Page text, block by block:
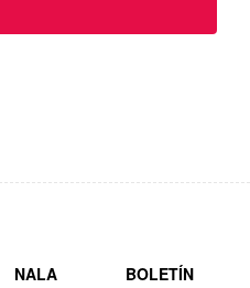
NALA
BOLETÍN